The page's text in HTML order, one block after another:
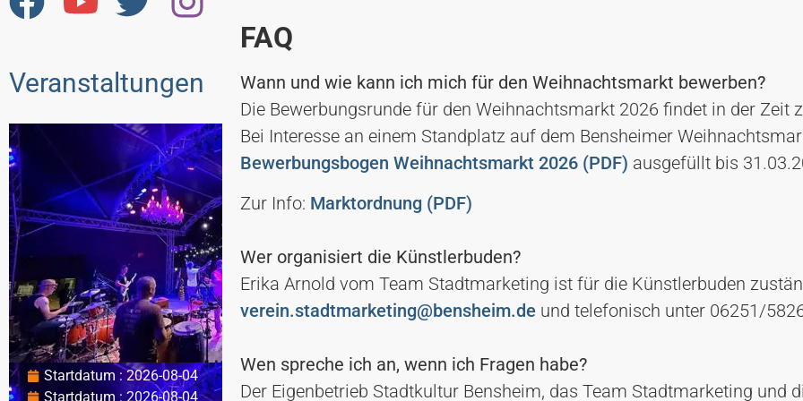
Veranstaltungen
Startdatum : 2026-08-04
Startdatum : 2026-08-04
FAQ
Wann und wie kann ich mich für den Weihnachtsmarkt bewerben?
Die Bewerbungsrunde für den Weihnachtsmarkt 2026 findet in der
Bei Interesse an einem Standplatz auf dem Bensheimer
Bewerbungsbogen Weihnachtsmarkt 2026 (PDF) ausgefüllt bis
Zur Info: Marktordnung (PDF)
Wer organisiert die Künstlerbuden?
Erika Arnold vom Team Stadtmarketing ist für die Künstlerbuden
verein.stadtmarketing@bensheim.de und telefonisch unter 06251/
Wen spreche ich an, wenn ich Fragen habe?
Der Eigenbetrieb Stadtkultur Bensheim, das Team Stadtmarketing und